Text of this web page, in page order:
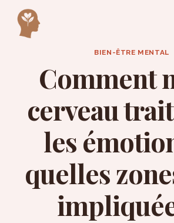
contenu
BIEN-ÊTRE MENTAL
Comment
cerveau
les
quelles